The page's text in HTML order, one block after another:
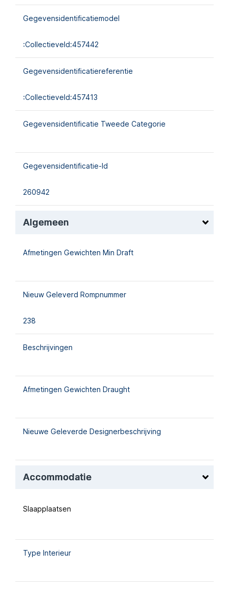
Gegevensidentificatiemodel
:collectieveld:457442
Gegevensidentificatiereferentie
:collectieveld:457413
Gegevensidentificatie Tweede Categorie
Gegevensidentificatie-Id
260942
Algemeen
Afmetingen Gewichten Min Draft
Nieuw Geleverd Rompnummer
238
Beschrijvingen
Afmetingen Gewichten Draught
Nieuwe Geleverde Designerbeschrijving
Accommodatie
Slaapplaatsen
Type Interieur